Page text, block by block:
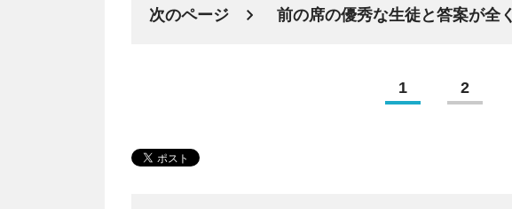
次のページ 前の席の優秀な生徒と答案が全
1 2